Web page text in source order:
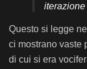
iterazione
Questo si legge
ci mostrano vaste
di cui si era